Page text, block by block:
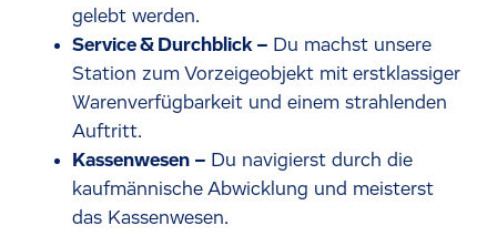
gelebt werden.
Service & Durchblick – Du machst unsere
Station zum Vorzeigeobjekt mit erstklassiger
Warenverfügbarkeit und einem strahlenden
Auftritt.
Kassenwesen – Du navigierst durch die
kaufmännische Abwicklung und meisterst
das Kassenwesen.